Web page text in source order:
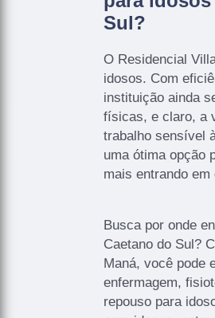
Sul?
O Residencial
idosos. Com
instituição ainda
físicas, e claro, a
trabalho sensível
uma ótima opção
mais entrando
Busca por onde
Caetano do Sul?
Maná, você pode
enfermagem,
repouso para